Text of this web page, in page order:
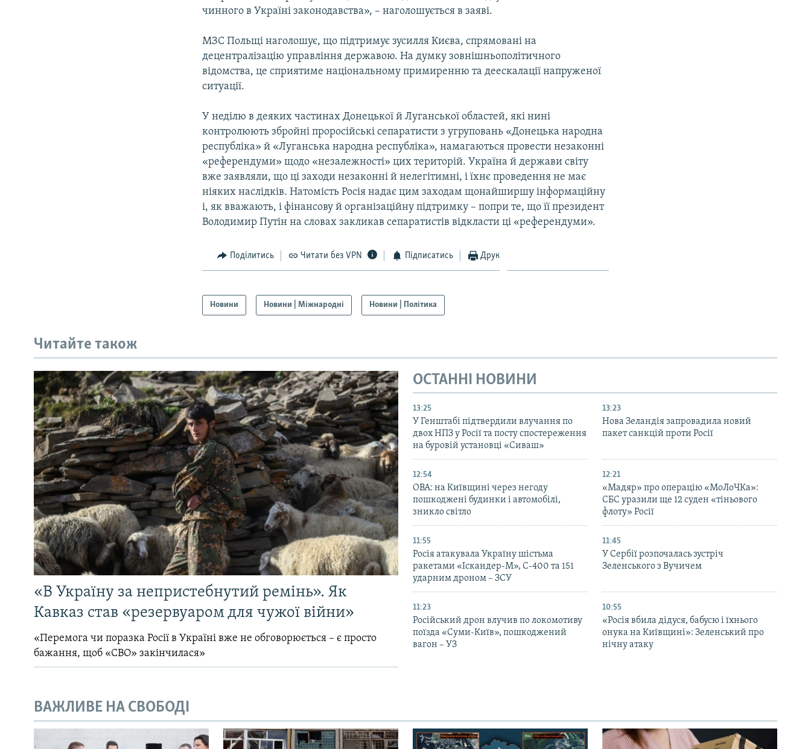
чинного в Україні законодавства», – наголошується в заяві.
МЗС Польщі наголошує, що підтримує зусилля Києва, спрямовані на
децентралізацію управління державою. На думку зовнішньополітичного
відомства, це сприятиме національному примиренню та деескалації напруженої
ситуації.
У неділю в деяких частинах Донецької й Луганської областей, які нині
контролюють збройні проросійські сепаратисти з угруповань «Донецька народна
республіка» й «Луганська народна республіка», намагаються провести незаконні
«референдуми» щодо «незалежності» цих територій. Україна й держави світу
вже заявляли, що ці заходи незаконні й нелегітимні, і їхнє проведення не має
ніяких наслідків. Натомість Росія надає цим заходам щонайширшу інформаційну
і, як вважають, і фінансову й організаційну підтримку – попри те, що її президент
Володимир Путін на словах закликав сепаратистів відкласти ці «референдуми».
Поділитись Читати без VPN Підписатись Друк
Новини Новини | Міжнародні Новини | Політика
Читайте також
«В Україну за непристебнутий ремінь». Як
Кавказ став «резервуаром для чужої війни»
«Перемога чи поразка Росії в Україні вже не обговорюється – є просто
бажання, щоб «СВО» закінчилася»
ОСТАННІ НОВИНИ
13:25
У Генштабі підтвердили влучання по
двох НПЗ у Росії та посту спостереження
на буровій установці «Сиваш»
13:23
Нова Зеландія запровадила новий
пакет санкцій проти Росії
12:54
ОВА: на Київщині через негоду
пошкоджені будинки і автомобілі,
зникло світло
12:21
«Мадяр» про операцію «МоЛоЧКа»:
СБС уразили ще 12 суден «тіньового
флоту» Росії
11:55
Росія атакувала Україну шістьма
ракетами «Іскандер-М», С-400 та 151
ударним дроном – ЗСУ
11:45
У Сербії розпочалась зустріч
Зеленського з Вучичем
11:23
Російський дрон влучив по локомотиву
поїзда «Суми-Київ», пошкоджений
вагон – УЗ
10:55
«Росія вбила дідуся, бабусю і їхнього
онука на Київщині»: Зеленський про
нічну атаку
ВАЖЛИВЕ НА СВОБОДІ